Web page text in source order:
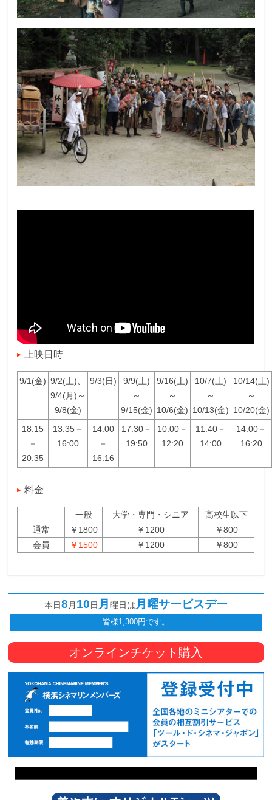
上映日時
9/1(金) 9/2(土)、
9/4(月)～
9/8(金)
9/3(日)
9/9(土)
～
9/15(金)
9/16(土)
～
10/6(金)
10/7(土)
～
10/13(金)
10/14(土)
～
10/20(金)
18:15
－
20:35
13:35－
16:00
14:00
－
16:16
17:30－
19:50
10:00－
12:20
11:40－
14:00
14:00－
16:20
料金
一般 大学・専門・シニア
高校生以下
通常
￥1800 ￥1200
￥800
会員
￥1500 ￥1200 ￥800
本日8 月 10日 月 曜日は 月曜サービスデー
皆様1,300円です。
オンラインチケット購入